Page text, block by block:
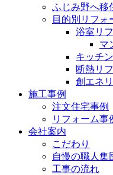
ふじみ野へ移
目的別リフォ
浴室リ
マ
キッチ
断熱リ
創エネ
施工事例
注文住宅事例
リフォーム事
会社案内
こだわり
自慢の職人集
工事の流れ